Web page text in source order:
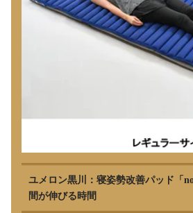
ユメロン黒川：寝姿勢改善パッド「
間が伸びる時間